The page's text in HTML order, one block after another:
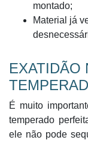
montado;
Material já
EXATIDÃO
É muito
temperado
ele não pode